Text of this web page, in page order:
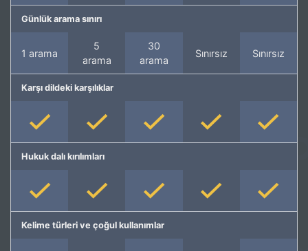
Günlük arama sınırı
1 arama
5
arama
30
arama
Sınırsız Sınırsız
Karşı dildeki karşılıklar
Hukuk dalı kırılımları
Kelime türleri ve çoğul kullanımlar